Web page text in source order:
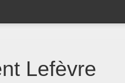
Lefèvre